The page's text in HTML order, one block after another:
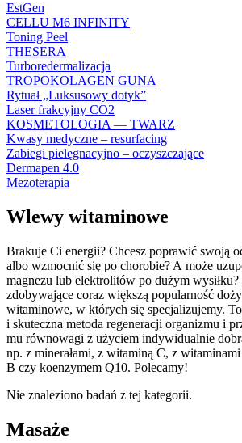
EstGen
CELLU M6 INFINITY
Toning Peel
THESERA
Turboredermalizacja
TROPOKOLAGEN GUNA
Rytuał „Luksusowy dotyk”
Laser frakcyjny CO2
KOSMETOLOGIA — TWARZ
Kwasy medyczne – resurfacing
Zabiegi pielęgnacyjno – oczyszczające
Dermapen 4.0
Mezoterapia
Wlewy witaminowe
Brakuje Ci energii? Chcesz poprawić swoją
albo wzmocnić się po chorobie? A może
magnezu lub elektrolitów po dużym wysiłku?
zdobywające coraz większą popularność
witaminowe, w których się specjalizujemy.
i skuteczna metoda regeneracji organizmu i
mu równowagi z użyciem indywidualnie
np. z minerałami, z witaminą C, z
B czy koenzymem Q10. Polecamy!
Nie znaleziono badań z tej kategorii.
Masaże